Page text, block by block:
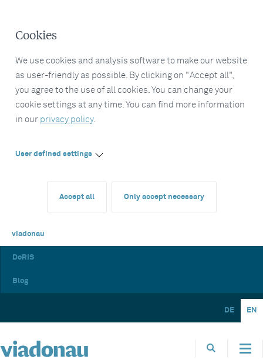
Cookies
We use cookies and analysis software to make our website
as user-friendly as possible. By clicking on "Accept all",
you agree to the use of all cookies. You can change your
cookie settings at any time. You can find more information
in our privacy policy.
User defined settings
Accept all Only accept necessary
viadonau
DoRIS
Blog
DE EN